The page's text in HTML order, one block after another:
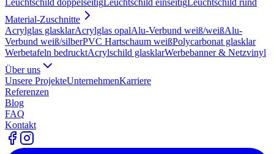
Leuchtschild doppelseitigLeuchtschild einseitigLeuchtschild rund
Material-Zuschnitte
Acrylglas glasklarAcrylglas opalAlu-Verbund weiß/weißAlu-
Verbund weiß/silberPVC Hartschaum weißPolycarbonat glasklar
Werbetafeln bedrucktAcrylschild glasklarWerbebanner & Netzvinyl
Über uns
Unsere ProjekteUnternehmenKarriere
Referenzen
Blog
FAQ
Kontakt